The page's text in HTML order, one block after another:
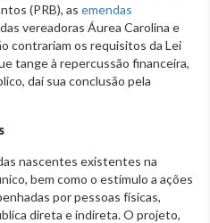
(PRB), as emendas
vereadoras Áurea Carolina e
contrariam os requisitos da Lei
tange à repercussão financeira,
daí sua conclusão pela
nascentes existentes na
bem como o estímulo a ações
por pessoas físicas,
direta e indireta. O projeto,